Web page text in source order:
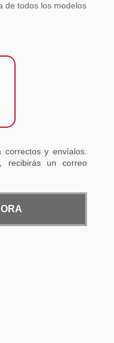
de todos los modelos
y envíalos.
recibirás un correo